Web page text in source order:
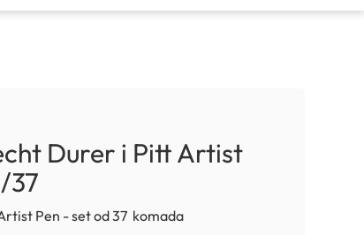
Durer i Pitt Artist
37
Pen - set od 37 komada